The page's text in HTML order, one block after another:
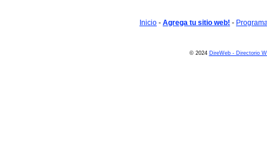
Inicio - Agrega tu sitio web! -
© 2024 DireWeb - Directorio